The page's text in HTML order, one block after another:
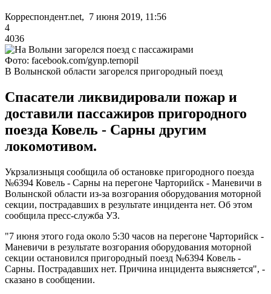
Корреспондент.net, 7 июня 2019, 11:56
4
4036
Фото: facebook.com/gynp.ternopil
В Волынской области загорелся пригородный поезд
Спасатели ликвидировали пожар и
доставили пассажиров пригородного
поезда Ковель - Сарны другим
локомотивом.
Укрзализныця сообщила об остановке пригородного поезда
№6394 Ковель - Сарны на перегоне Чарторийск - Маневичи в
Волынской области из-за возгорания оборудования моторной
секции, пострадавших в результате инцидента нет. Об этом
сообщила пресс-служба УЗ.
"7 июня этого года около 5:30 часов на перегоне Чарторийск -
Маневичи в результате возгорания оборудования моторной
секции остановился пригородный поезд №6394 Ковель -
Сарны. Пострадавших нет. Причина инцидента выясняется", -
сказано в сообщении.